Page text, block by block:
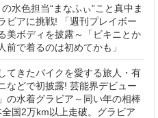
水色担当“まなふぃ”こと真中ま
ビアに挑戦! 「週刊プレイボー
美ボディを披露～「ビキニとか
前で着るのは初めてかも」
てきたバイクを愛する旅人・有
などで初披露! 芸能界デビュー
の水着グラビア～同い年の相棒
全国2万km以上走破。グラビア